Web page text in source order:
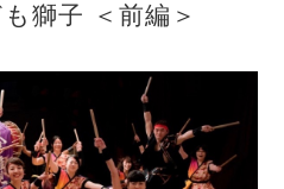
獅子 ＜前編＞